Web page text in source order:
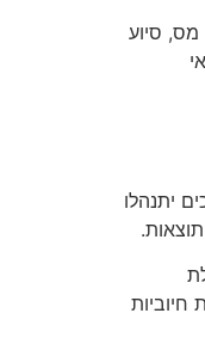
מס, סיוע
יתנהלו